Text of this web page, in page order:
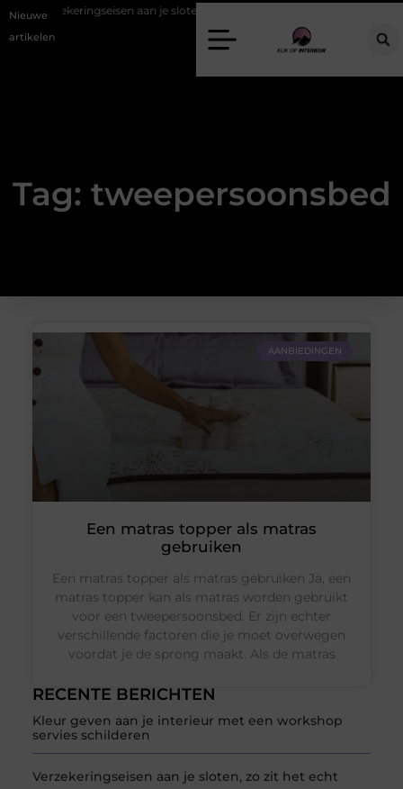
Nieuwe
artikelen
Verzekeringseisen aan je sloten, zo zit het echt
Tag: tweepersoonsbed
RECENTE BERICHTEN
Kleur geven aan je interieur met een workshop
servies schilderen
Verzekeringseisen aan je sloten, zo zit het echt
AANBIEDINGEN
Een matras topper als matras
gebruiken
Een matras topper als matras gebruiken Ja, een
matras topper kan als matras worden gebruikt
voor een tweepersoonsbed. Er zijn echter
verschillende factoren die je moet overwegen
voordat je de sprong maakt. Als de matras